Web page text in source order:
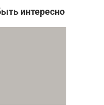
интересно